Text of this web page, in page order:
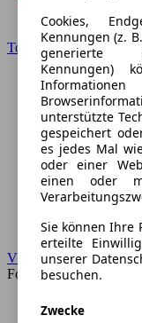
Toyota
VW
Forum
Cookies,
Kennungen (z.
generierte
Kennungen)
unterstützte
gespeichert
es jedes Mal
oder einer
einen oder
Sie können Ihre
erteilte
unserer
besuchen.
Zwecke